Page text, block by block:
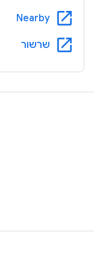
open_in_new
Nearby
open_in_new שרשור